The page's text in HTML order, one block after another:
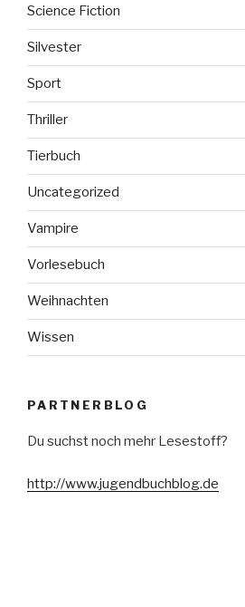
Science Fiction
Silvester
Sport
Thriller
Tierbuch
Uncategorized
Vampire
Vorlesebuch
Weihnachten
Wissen
PARTNERBLOG
Du suchst noch mehr Lesestoff?
http://www.jugendbuchblog.de